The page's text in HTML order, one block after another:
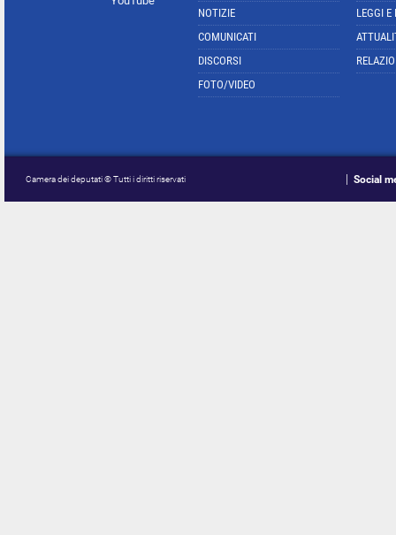
NOTIZIE
COMUNICATI
DISCORSI
FOTO/VIDEO
LEGGI E
Camera dei deputati © Tutti i diritti riservati Social